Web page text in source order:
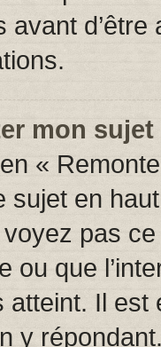
mon sujet
«
sujet en
pas
ou que
atteint. Il
y